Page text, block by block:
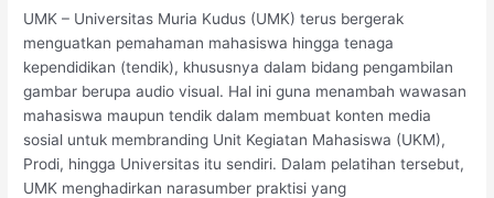
UMK – Universitas Muria Kudus (UMK) terus bergerak
menguatkan pemahaman mahasiswa hingga tenaga
kependidikan (tendik), khususnya dalam bidang pengambilan
gambar berupa audio visual. Hal ini guna menambah wawasan
mahasiswa maupun tendik dalam membuat konten media
sosial untuk membranding Unit Kegiatan Mahasiswa (UKM),
Prodi, hingga Universitas itu sendiri. Dalam pelatihan tersebut,
UMK menghadirkan narasumber praktisi yang
Gelar
Pelatihan
Video
Jurnalistik
bersama
IJTI
Muria
Raya